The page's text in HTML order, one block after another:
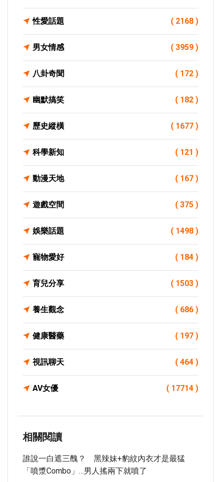
性愛話題 ( 2168 )
男女情感 ( 3959 )
八卦奇聞 ( 172 )
幽默搞笑 ( 182 )
歷史縱橫 ( 1677 )
科學新知 ( 121 )
動漫天地 ( 167 )
遊戲空間 ( 375 )
娛樂話題 ( 1498 )
寵物愛好 ( 184 )
育兒分享 ( 1503 )
養生觀念 ( 686 )
健康醫藥 ( 197 )
視訊聊天 ( 464 )
AV女優 ( 17714 )
相關閱讀
誰說一白遮三醜？ 黑辣妹+豹紋內衣才是最猛
「噴漿Combo」…男人搖兩下就噴了